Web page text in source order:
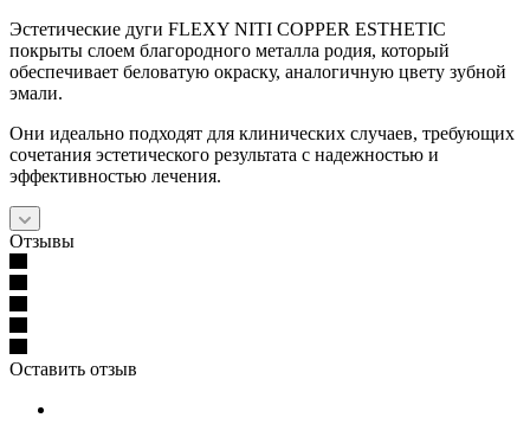
Эстетические дуги FLEXY NITI COPPER ESTHETIC
покрыты слоем благородного металла родия, который
обеспечивает беловатую окраску, аналогичную цвету зубной
эмали.
Они идеально подходят для клинических случаев, требующих
сочетания эстетического результата с надежностью и
эффективностью лечения.
Отзывы
Оставить отзыв